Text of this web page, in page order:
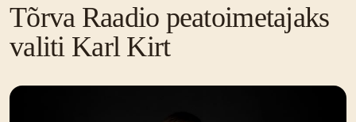
Tõrva Raadio peatoimetajaks
valiti Karl Kirt